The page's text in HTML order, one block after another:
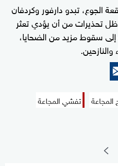
الجوع، تبدو دارفور وكردفان
تحذيرات من أن يؤدي تعثر
سقوط مزيد من الضحايا،
تفشي المجاعة